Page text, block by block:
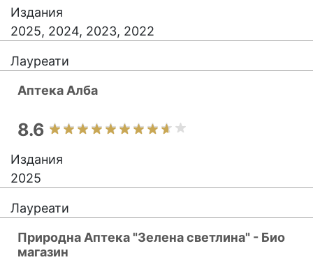
Издания
2025, 2024, 2023, 2022
Лауреати
Аптека Алба
8.6
Издания
2025
Лауреати
Природна Аптека "Зелена светлина" - Био
магазин